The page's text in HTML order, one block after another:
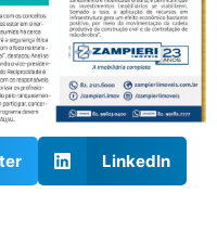
LinkedIn